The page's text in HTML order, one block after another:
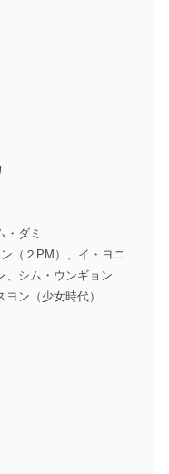
・ダミ
（２PM）、イ・ヨニ
、シム・ウンギョン
ン（少女時代）